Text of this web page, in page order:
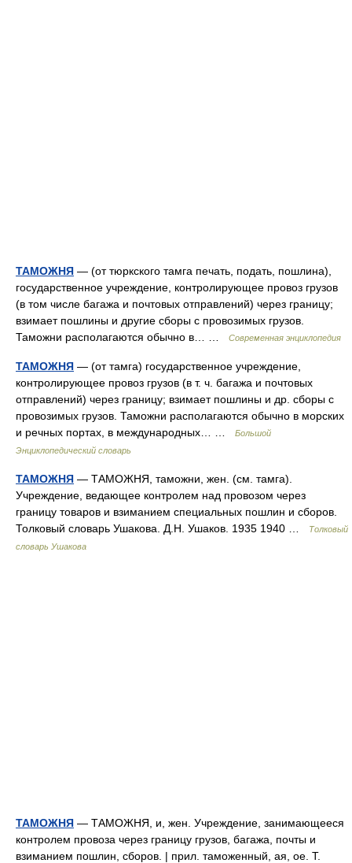
ТАМОЖНЯ — (от тюркского тамга печать, подать, пошлина),
государственное учреждение, контролирующее провоз грузов
(в том числе багажа и почтовых отправлений) через границу;
взимает пошлины и другие сборы с провозимых грузов.
Таможни располагаются обычно в… …
Современная энциклопедия
ТАМОЖНЯ — (от тамга) государственное учреждение,
контролирующее провоз грузов (в т. ч. багажа и почтовых
отправлений) через границу; взимает пошлины и др. сборы с
провозимых грузов. Таможни располагаются обычно в морских
и речных портах, в международных… …
Большой
Энциклопедический словарь
ТАМОЖНЯ — ТАМОЖНЯ, таможни, жен. (см. тамга).
Учреждение, ведающее контролем над провозом через
границу товаров и взиманием специальных пошлин и сборов.
Толковый словарь Ушакова. Д.Н. Ушаков. 1935 1940 …
Толковый
словарь Ушакова
ТАМОЖНЯ — ТАМОЖНЯ, и, жен. Учреждение, занимающееся
контролем провоза через границу грузов, багажа, почты и
взиманием пошлин, сборов. | прил. таможенный, ая, ое. Т.